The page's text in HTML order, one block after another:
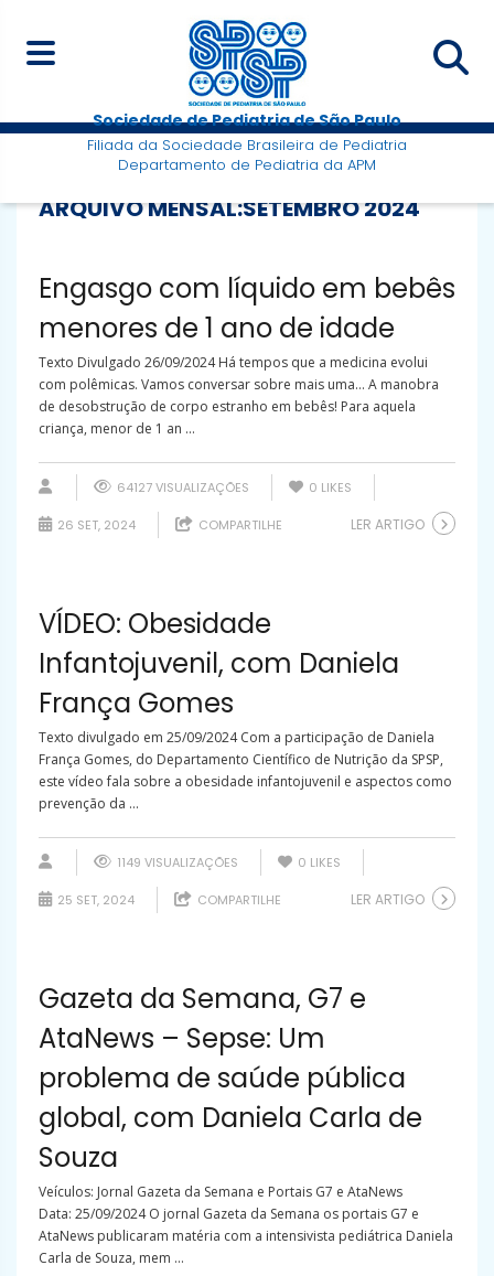
Sociedade de Pediatria de São Paulo
Filiada da Sociedade Brasileira de Pediatria
Departamento de Pediatria da APM
ARQUIVO MENSAL:SETEMBRO 2024
Engasgo com líquido em bebês
menores de 1 ano de idade
Texto Divulgado 26/09/2024 Há tempos que a medicina evolui
com polêmicas. Vamos conversar sobre mais uma… A manobra
de desobstrução de corpo estranho em bebês! Para aquela
criança, menor de 1 an ...
64127 VISUALIZAÇÕES 0 LIKES
26 SET, 2024 COMPARTILHE LER ARTIGO
VÍDEO: Obesidade
Infantojuvenil, com Daniela
França Gomes
Texto divulgado em 25/09/2024 Com a participação de Daniela
França Gomes, do Departamento Científico de Nutrição da SPSP,
este vídeo fala sobre a obesidade infantojuvenil e aspectos como
prevenção da ...
1149 VISUALIZAÇÕES 0 LIKES
25 SET, 2024 COMPARTILHE LER ARTIGO
Gazeta da Semana, G7 e
AtaNews – Sepse: Um
problema de saúde pública
global, com Daniela Carla de
Souza
Veículos: Jornal Gazeta da Semana e Portais G7 e AtaNews
Data: 25/09/2024 O jornal Gazeta da Semana os portais G7 e
AtaNews publicaram matéria com a intensivista pediátrica Daniela
Carla de Souza, mem ...